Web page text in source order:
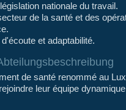
nationale du travail.
de la santé et des
et adaptabilité.
de santé renommé au
leur équipe